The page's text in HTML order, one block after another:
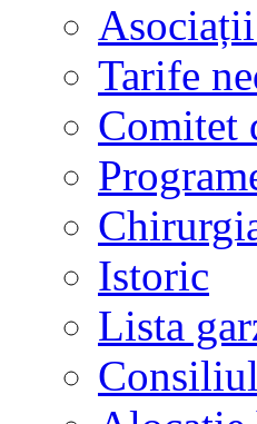
Tarife
Comitet
Istoric
Lista